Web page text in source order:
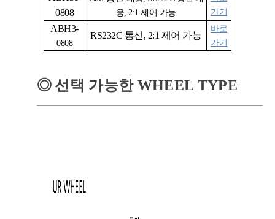
0808
응, 2:1 제어 가능
가기
ABH3-
0808
RS232C 통신, 2:1 제어 가능
바로
가기
◎ 선택 가능한 WHEEL TYPE